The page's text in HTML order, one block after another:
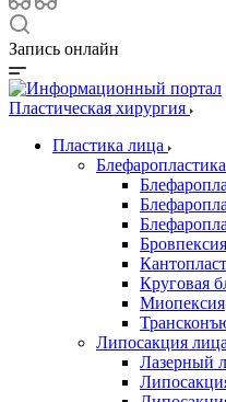
Запись онлайн
Пластическая хирургия
Пластика лица
Бровпексия
Круговая
Миопексия
Липосакция лица
Лазерный